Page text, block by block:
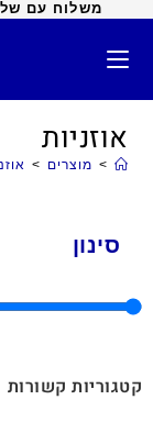
משלוח עם שליח
אוזניות
> מוצרים >
סינון
קטגוריות קשורות